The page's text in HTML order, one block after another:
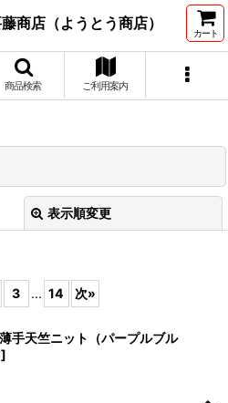
商店（ようとう商店）
カート
商品検索 ご利用案内
表示順変更
り込む
3 ... 14 次»
手天竺ニット（パープルブル
]